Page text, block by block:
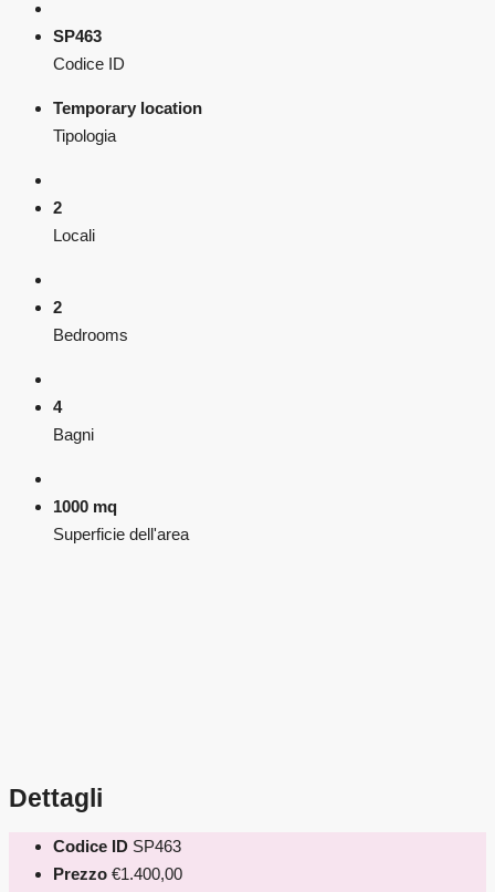
SP463
Codice ID
Temporary location
Tipologia
2
Locali
2
Bedrooms
4
Bagni
1000 mq
Superficie dell'area
Dettagli
Codice ID SP463
Prezzo €1.400,00